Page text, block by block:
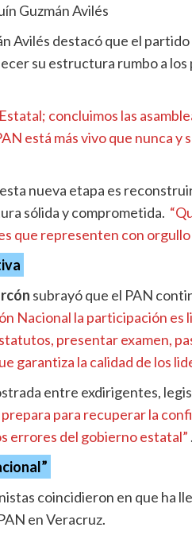
Guzmán Avilés
Avilés destacó que el
su estructura rumbo a
concluimos las
está más vivo que nunca y
nueva etapa es
sólida y comprometida.
que representen con
subrayó que el PAN
Nacional la participación
presentar examen,
garantiza la calidad de los
entre exdirigentes,
prepara para recuperar la
errores del gobierno estatal” .
coincidieron en que ha
en Veracruz.